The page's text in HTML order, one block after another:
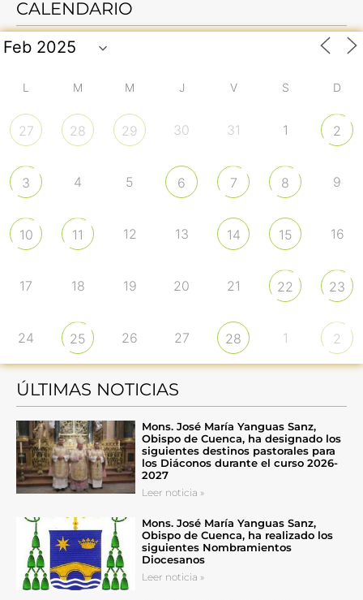
CALENDARIO
L M M J V S D
27 28 29 30 31 1 2
3 4 5 6 7 8 9
10 11 12 13 14 15 16
17 18 19 20 21 22 23
24 25 26 27 28 1 2
ÚLTIMAS NOTICIAS
Mons. José María Yanguas Sanz,
Obispo de Cuenca, ha designado los
siguientes destinos pastorales para
los Diáconos durante el curso 2026-
2027
Leer noticia »
Mons. José María Yanguas Sanz,
Obispo de Cuenca, ha realizado los
siguientes Nombramientos
Diocesanos
Leer noticia »